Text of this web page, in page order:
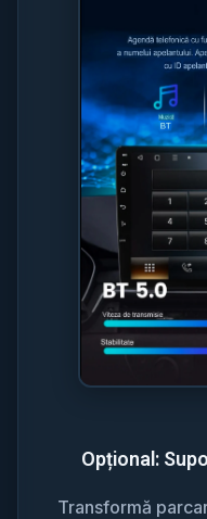
Opțional:
Transformă